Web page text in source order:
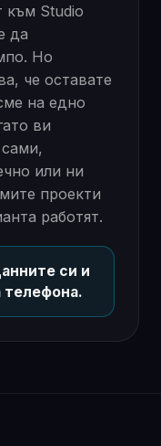
към Studio
да
Но
че оставате
на едно
ви
или ни
проекти
работят.
си и
телефона.